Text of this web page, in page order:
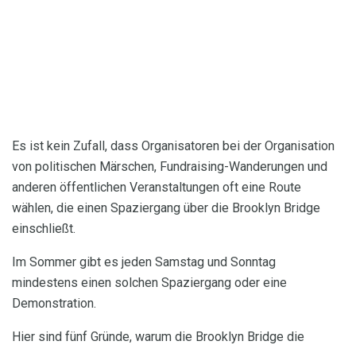
Es ist kein Zufall, dass Organisatoren bei der Organisation
von politischen Märschen, Fundraising-Wanderungen und
anderen öffentlichen Veranstaltungen oft eine Route
wählen, die einen Spaziergang über die Brooklyn Bridge
einschließt.
Im Sommer gibt es jeden Samstag und Sonntag
mindestens einen solchen Spaziergang oder eine
Demonstration.
Hier sind fünf Gründe, warum die Brooklyn Bridge die